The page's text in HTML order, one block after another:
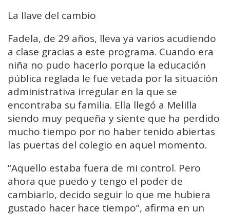
La llave del cambio
Fadela, de 29 años, lleva ya varios acudiendo
a clase gracias a este programa. Cuando era
niña no pudo hacerlo porque la educación
pública reglada le fue vetada por la situación
administrativa irregular en la que se
encontraba su familia. Ella llegó a Melilla
siendo muy pequeña y siente que ha perdido
mucho tiempo por no haber tenido abiertas
las puertas del colegio en aquel momento.
“Aquello estaba fuera de mi control. Pero
ahora que puedo y tengo el poder de
cambiarlo, decido seguir lo que me hubiera
gustado hacer hace tiempo”, afirma en un